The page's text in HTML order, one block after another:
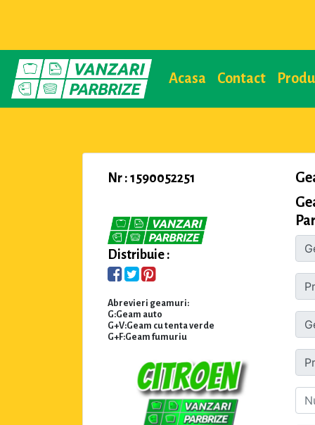
Acasa Contact
Nr : 1590052251
Distribuie :
Abrevieri geamuri:
G:Geam auto
G+V:Geam cu tenta verde
G+F:Geam fumuriu